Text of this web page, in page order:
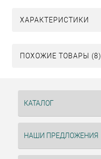
ХАРАКТЕРИСТИКИ
ПОХОЖИЕ ТОВАРЫ (8)
КАТАЛОГ
НАШИ ПРЕДЛОЖЕНИЯ